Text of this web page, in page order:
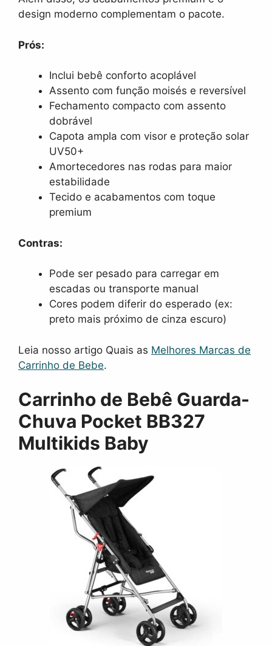
design moderno complementam o pacote.
Prós:
Inclui bebê conforto acoplável
Assento com função moisés e reversível
Fechamento compacto com assento
dobrável
Capota ampla com visor e proteção solar
UV50+
Amortecedores nas rodas para maior
estabilidade
Tecido e acabamentos com toque
premium
Contras:
Pode ser pesado para carregar em
escadas ou transporte manual
Cores podem diferir do esperado (ex:
preto mais próximo de cinza escuro)
Leia nosso artigo Quais as Melhores Marcas de
Carrinho de Bebe.
Carrinho de Bebê Guarda-
Chuva Pocket BB327
Multikids Baby